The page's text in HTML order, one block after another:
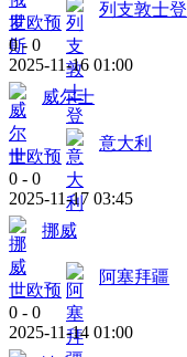
世欧预
列支敦士登
0 - 0
2025-11-16 01:00
威尔士
世欧预
意大利
0 - 0
2025-11-17 03:45
挪威
世欧预
阿塞拜疆
0 - 0
2025-11-14 01:00